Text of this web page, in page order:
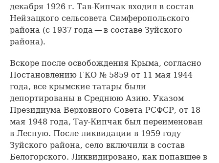
декабря 1926 г. Тав-Кипчак входил в состав
Нейзацкого сельсовета Симферопольского
района (с 1937 года — в составе Зуйского
района).
Вскоре после освобождения Крыма, согласно
Постановлению ГКО № 5859 от 11 мая 1944
года, все крымские татары были
депортированы в Среднюю Азию. Указом
Президиума Верховного Совета РСФСР, от 18
мая 1948 года, Тау-Кипчак был переименован
в Лесную. После ликвидации в 1959 году
Зуйского района, село включили в состав
Белогорского. Ликвидировано, как попавшее в